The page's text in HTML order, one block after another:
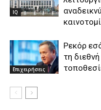
IQ
Επιχειρήσεις
Ρεκόρ
τη